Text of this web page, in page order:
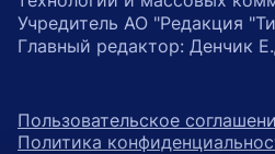
Учредитель АО "Редакция
Главный редактор: Денчик
Пользовательское
Политика